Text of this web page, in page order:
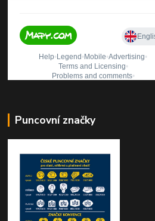
Puncovní značky